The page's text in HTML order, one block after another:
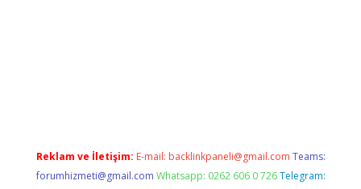
Reklam ve İletişim: E-mail: backlinkpaneli@gmail.com Teams:
forumhizmeti@gmail.com Whatsapp: 0262 606 0 726 Telegram: